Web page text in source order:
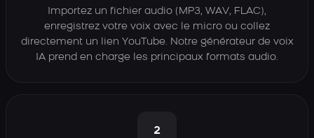
Importez un fichier audio (MP3, WAV, FLAC),
enregistrez votre voix avec le micro ou collez
directement un lien YouTube. Notre générateur de voix
IA prend en charge les principaux formats audio.
2